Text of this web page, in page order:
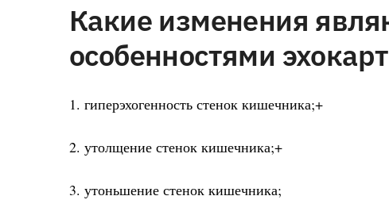
Какие изменения
особенностями
1. гиперэхогенность стенок кишечника;+
2. утолщение стенок кишечника;+
3. утоньшение стенок кишечника;